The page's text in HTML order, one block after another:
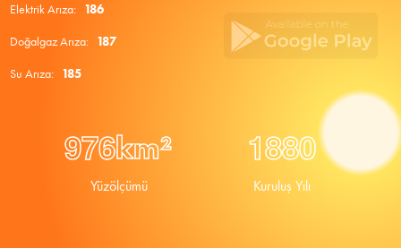
Elektrik Arıza: 186
Doğalgaz Arıza: 187
Su Arıza: 185
976km²
Yüzölçümü
1880
Kuruluş Yılı